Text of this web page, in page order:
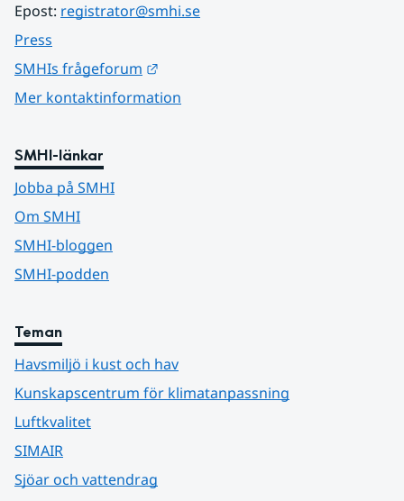
Epost: registrator@smhi.se
Press
SMHIs frågeforum
Mer kontaktinformation
SMHI-länkar
Jobba på SMHI
Om SMHI
SMHI-bloggen
SMHI-podden
Teman
Havsmiljö i kust och hav
Kunskapscentrum för klimatanpassning
Luftkvalitet
SIMAIR
Sjöar och vattendrag